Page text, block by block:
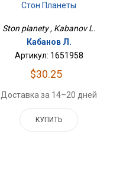
Стон Планеты
Ston planety , Kabanov L.
Кабанов Л.
Артикул: 1651958
$30.25
Доставка за 14–20 дней
КУПИТЬ